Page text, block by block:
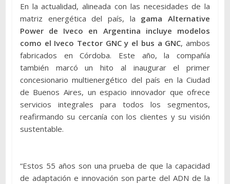
En la actualidad, alineada con las necesidades de la
matriz energética del país, la gama Alternative
Power de Iveco en Argentina incluye modelos
como el Iveco Tector GNC y el bus a GNC, ambos
fabricados en Córdoba. Este año, la compañía
también marcó un hito al inaugurar el primer
concesionario multienergético del país en la Ciudad
de Buenos Aires, un espacio innovador que ofrece
servicios integrales para todos los segmentos,
reafirmando su cercanía con los clientes y su visión
sustentable.
“Estos 55 años son una prueba de que la capacidad
de adaptación e innovación son parte del ADN de la